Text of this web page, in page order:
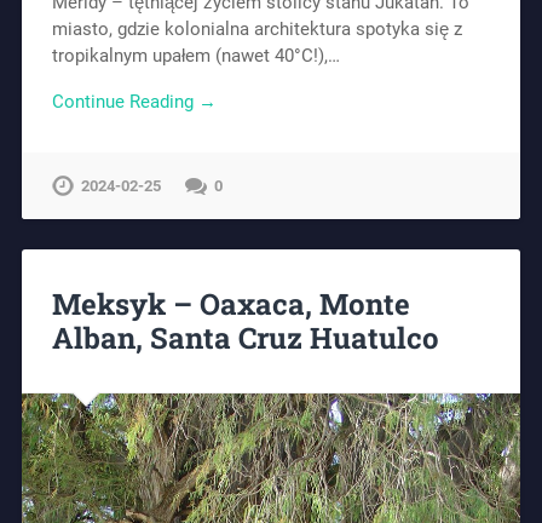
miasto, gdzie kolonialna architektura spotyka się z
tropikalnym upałem (nawet 40°C!),…
Continue Reading →
2024-02-25 0
Meksyk – Oaxaca, Monte
Alban, Santa Cruz Huatulco